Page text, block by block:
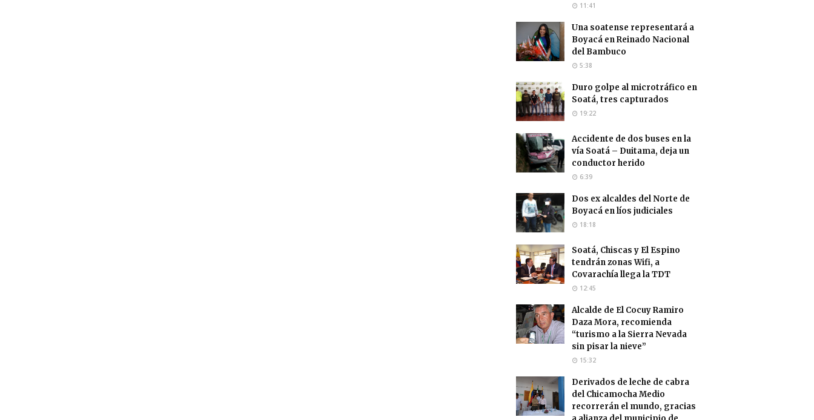
11:41
Una soatense representará a
Boyacá en Reinado Nacional
del Bambuco
5:38
Duro golpe al microtráfico en
Soatá, tres capturados
19:22
Accidente de dos buses en la
vía Soatá – Duitama, deja un
conductor herido
6:39
Dos ex alcaldes del Norte de
Boyacá en líos judiciales
18:18
Soatá, Chiscas y El Espino
tendrán zonas Wifi, a
Covarachía llega la TDT
12:45
Alcalde de El Cocuy Ramiro
Daza Mora, recomienda
“turismo a la Sierra Nevada
sin pisar la nieve”
15:32
Derivados de leche de cabra
del Chicamocha Medio
recorrerán el mundo, gracias